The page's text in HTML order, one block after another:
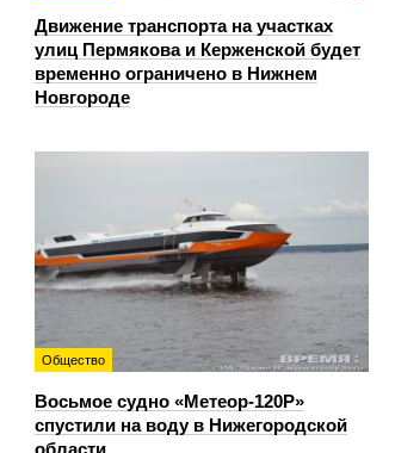
Движение транспорта на участках
улиц Пермякова и Керженской будет
временно ограничено в Нижнем
Новгороде
Общество
Восьмое судно «Метеор-120Р»
спустили на воду в Нижегородской
области